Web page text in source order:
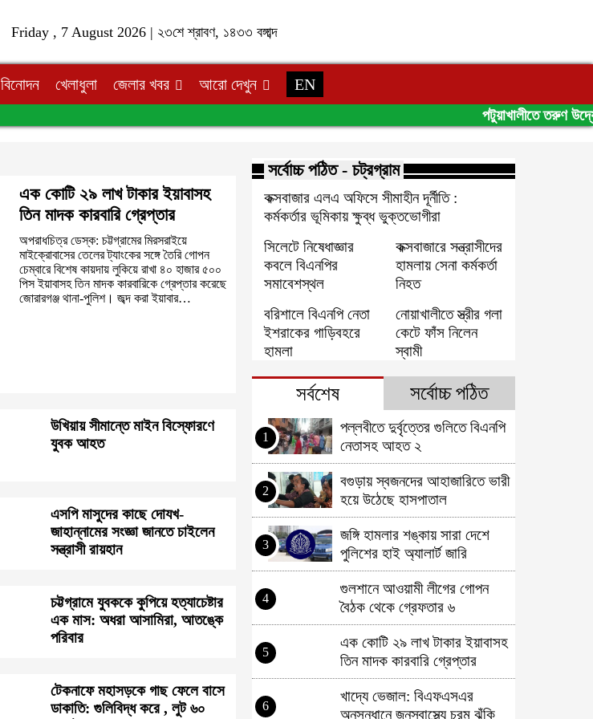
Friday , 7 August 2026 | ২৩শে শ্রাবণ, ১৪৩৩ বঙ্গাব্দ
বিনোদন খেলাধুলা জেলার খবর আরো দেখুন
EN
পটুয়াখালীতে তরুণ
এক কোটি ২৯ লাখ টাকার ইয়াবাসহ
তিন মাদক কারবারি গ্রেপ্তার
অপরাধচিত্র ডেস্ক: চট্টগ্রামের মিরসরাইয়ে
মাইক্রোবাসের তেলের ট্যাংকের সঙ্গে তৈরি গোপন
চেম্বারে বিশেষ কায়দায় লুকিয়ে রাখা ৪০ হাজার ৫০০
পিস ইয়াবাসহ তিন মাদক কারবারিকে গ্রেপ্তার করেছে
জোরারগঞ্জ থানা-পুলিশ। জব্দ করা ইয়াবার…
উখিয়ায় সীমান্তে মাইন বিস্ফোরণে
যুবক আহত
এসপি মাসুদের কাছে দোযখ-
জাহান্নামের সংজ্ঞা জানতে চাইলেন
সন্ত্রাসী রায়হান
চট্টগ্রামে যুবককে কুপিয়ে হত্যাচেষ্টার
এক মাস: অধরা আসামিরা, আতঙ্কে
পরিবার
টেকনাফে মহাসড়কে গাছ ফেলে বাসে
ডাকাতি: গুলিবিদ্ধ করে , লুট ৬০
সর্বোচ্চ পঠিত - চট্রগ্রাম
কক্সবাজার এলএ অফিসে সীমাহীন দূর্নীতি :
কর্মকর্তার ভূমিকায় ক্ষুব্ধ ভুক্তভোগীরা
সিলেটে নিষেধাজ্ঞার
কবলে বিএনপির
সমাবেশস্থল
কক্সবাজারে সন্ত্রাসীদের
হামলায় সেনা কর্মকর্তা
নিহত
বরিশালে বিএনপি নেতা
ইশরাকের গাড়িবহরে
হামলা
নোয়াখালীতে স্ত্রীর গলা
কেটে ফাঁস নিলেন
স্বামী
সর্বশেষ সর্বোচ্চ পঠিত
1
পল্লবীতে দুর্বৃত্তের গুলিতে বিএনপি
নেতাসহ আহত ২
2
বগুড়ায় স্বজনদের আহাজারিতে ভারী
হয়ে উঠেছে হাসপাতাল
3
জঙ্গি হামলার শঙ্কায় সারা দেশে
পুলিশের হাই অ্যালার্ট জারি
4
গুলশানে আওয়ামী লীগের গোপন
বৈঠক থেকে গ্রেফতার ৬
5
এক কোটি ২৯ লাখ টাকার ইয়াবাসহ
তিন মাদক কারবারি গ্রেপ্তার
6
খাদ্যে ভেজাল: বিএফএসএর
অনুসন্ধানে জনস্বাস্থ্যে চরম ঝুঁকি